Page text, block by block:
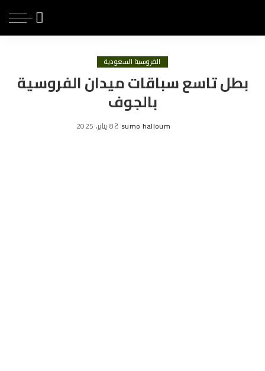
الفروسية السعودية
بطل تاسع سباقات ميدان الفروسية
بالجوف
Posted
sumo halloum 8 يناير، 2025